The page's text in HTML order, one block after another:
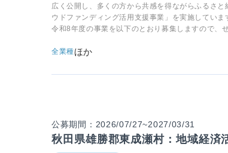
広く公開し、多くの方から共感を得ながらふるさ
ウドファンディング活用支援事業」を実施していま
令和8年度の事業を以下のとおり募集しますので、
全業種ほか
公募期間：2026/07/27~2027/03/31
秋田県雄勝郡東成瀬村：地域経済